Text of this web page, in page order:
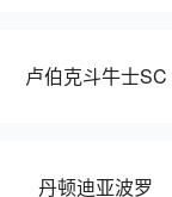
卢伯克斗牛士SC
丹顿迪亚波罗